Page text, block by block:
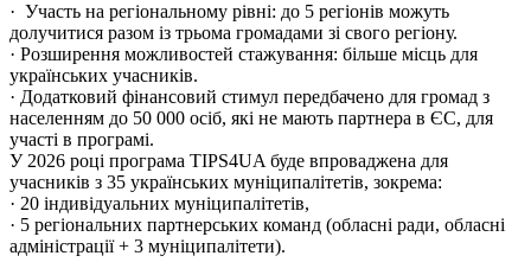
· Участь на регіональному рівні: до 5 регіонів можуть
долучитися разом із трьома громадами зі свого регіону.
· Розширення можливостей стажування: більше місць для
українських учасників.
· Додатковий фінансовий стимул передбачено для громад з
населенням до 50 000 осіб, які не мають партнера в ЄС, для
участі в програмі.
У 2026 році програма TIPS4UA буде впроваджена для
учасників з 35 українських муніципалітетів, зокрема:
· 20 індивідуальних муніципалітетів,
· 5 регіональних партнерських команд (обласні ради, обласні
адміністрації + 3 муніципалітети).